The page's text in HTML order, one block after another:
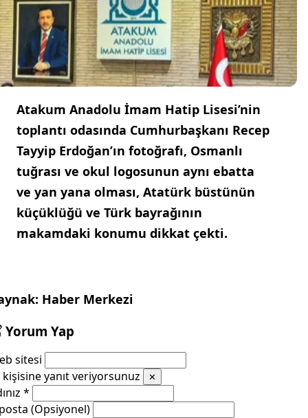
Atakum Anadolu İmam Hatip Lisesi’nin
toplantı odasında Cumhurbaşkanı Recep
Tayyip Erdoğan’ın fotoğrafı, Osmanlı
tuğrası ve okul logosunun aynı ebatta
ve yan yana olması, Atatürk büstünün
küçüklüğü ve Türk bayrağının
makamdaki konumu dikkat çekti.
Haber Merkezi
Yorum Yap
sitesi
kişisine yanıt veriyorsunuz
✕
*
(Opsiyonel)